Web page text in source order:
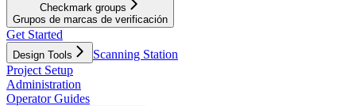
Checkmark groups
Grupos de marcas de verificación
Get Started
Design Tools
Scanning Station
Project Setup
Administration
Operator Guides